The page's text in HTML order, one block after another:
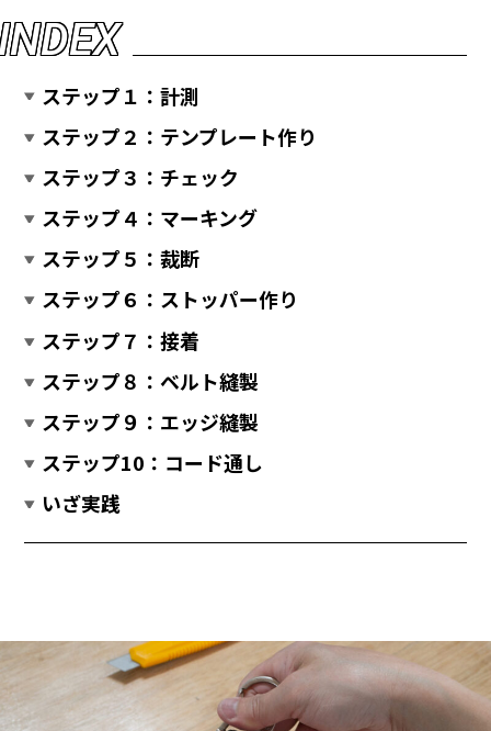
NDEX
ステップ１：計測
ステップ２：テンプレート作り
ステップ３：チェック
ステップ４：マーキング
ステップ５：裁断
ステップ６：ストッパー作り
ステップ７：接着
ステップ８：ベルト縫製
ステップ９：エッジ縫製
ステップ10：コード通し
いざ実践